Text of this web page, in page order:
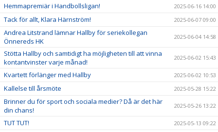
Hemmapremiär i Handbollsligan! 2025-06-16 14:00
Tack för allt, Klara Härnström! 2025-06-07 09:00
Andrea Litstrand lämnar Hallby för seriekollegan
Önnereds HK
2025-06-04 14:58
Stötta Hallby och samtidigt ha möjligheten till att vinna
kontantvinster varje månad!
2025-06-02 15:43
Kvartett förlänger med Hallby 2025-06-02 10:53
Kallelse till årsmöte 2025-05-28 15:22
Brinner du för sport och sociala medier? Då är det här
din chans!
2025-05-26 13:22
TUT TUT! 2025-05-13 09:22